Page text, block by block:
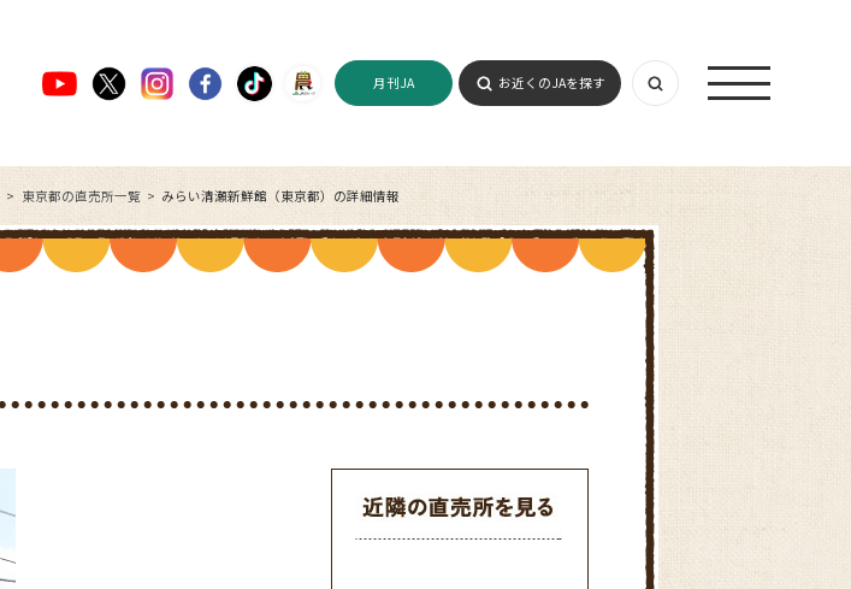
月刊JA お近くのJAを探す
東京都の直売所一覧 みらい清瀬新鮮館（東京都）の詳細情報